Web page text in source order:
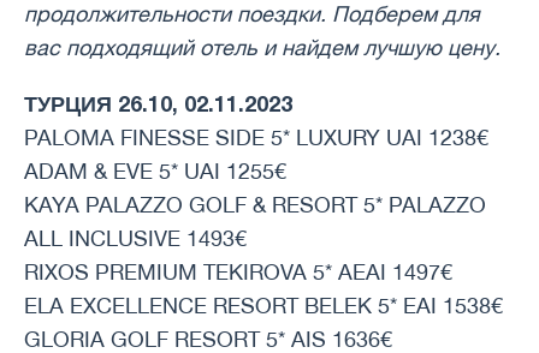
продолжительности поездки. Подберем для
вас подходящий отель и найдем лучшую цену.
ТУРЦИЯ 26.10, 02.11.2023
PALOMA FINESSE SIDE 5* LUXURY UAI 1238€
ADAM & EVE 5* UAI 1255€
KAYA PALAZZO GOLF & RESORT 5* PALAZZO
ALL INCLUSIVE 1493€
RIXOS PREMIUM TEKIROVA 5* AEAI 1497€
ELA EXCELLENCE RESORT BELEK 5* EAI 1538€
GLORIA GOLF RESORT 5* AIS 1636€